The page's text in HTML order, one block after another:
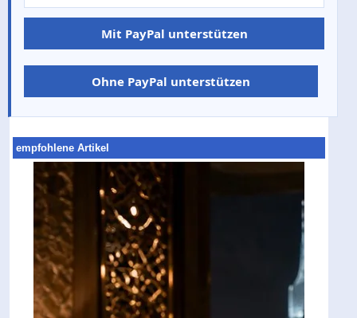
Mit PayPal unterstützen
Ohne PayPal unterstützen
empfohlene Artikel